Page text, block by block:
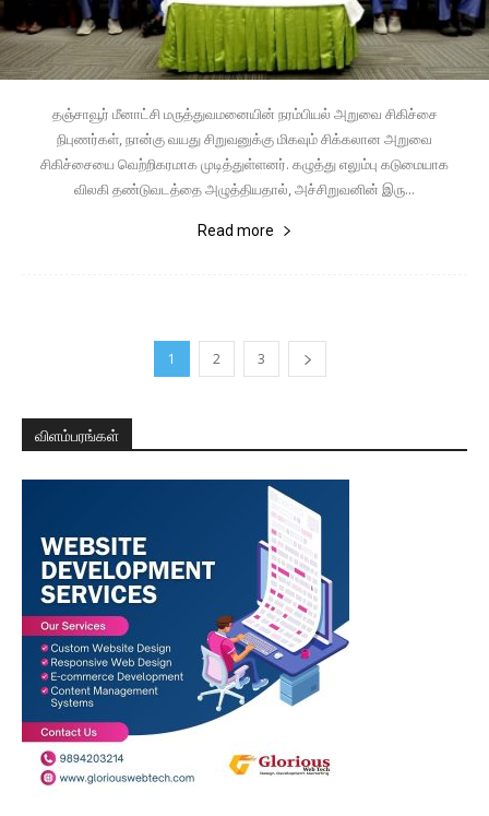
தஞ்சாவூர் மீனாட்சி மருத்துவமனையின் நரம்பியல் அறுவை சிகிச்சை
நிபுணர்கள், நான்கு வயது சிறுவனுக்கு மிகவும் சிக்கலான அறுவை
சிகிச்சையை வெற்றிகரமாக முடித்துள்ளனர். கழுத்து எலும்பு கடுமையாக
விலகி தண்டுவடத்தை அழுத்தியதால், அச்சிறுவனின் இரு...
Read more
1 2 3
விளம்பரங்கள்